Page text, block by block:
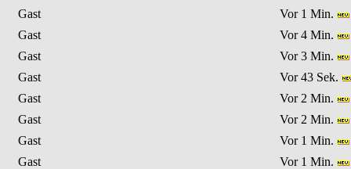
Gast
Vor 1 Min.
Gast
Vor 4 Min.
Gast
Vor 3 Min.
Gast
Vor 43 Sek.
Gast
Vor 2 Min.
Gast
Vor 2 Min.
Gast
Vor 1 Min.
Gast
Vor 1 Min.